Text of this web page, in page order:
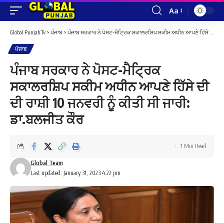
Font
Resizer
Aa
Global Punjab Tv > ਪੰਜਾਬ > ਪੰਜਾਬ ਸਰਕਾਰ ਨੇ ਪੋਸਟ-ਮੈਟ੍ਰਿਕ ਸਕਾਲਰਸ਼ਿਪ ਸਕੀਮ ਅਧੀਨ ਆਪਣੇ ਹਿੱਸੇ ਦੀ ਦੀ ਰਾਸ਼ੀ 10 ਜਨਵਰੀ ਨੂੰ ਕੀਤੀ ਸੀ ਜਾਰੀ: ਡਾ.ਬਲਜੀਤ ਕੌਰ
ਪੰਜਾਬ
ਪੰਜਾਬ ਸਰਕਾਰ ਨੇ ਪੋਸਟ-ਮੈਟ੍ਰਿਕ
ਸਕਾਲਰਸ਼ਿਪ ਸਕੀਮ ਅਧੀਨ ਆਪਣੇ ਹਿੱਸੇ ਦੀ
ਦੀ ਰਾਸ਼ੀ 10 ਜਨਵਰੀ ਨੂੰ ਕੀਤੀ ਸੀ ਜਾਰੀ:
ਡਾ.ਬਲਜੀਤ ਕੌਰ
Last updated: January 31, 2023 4:22 pm
Global Team
1 Min Read